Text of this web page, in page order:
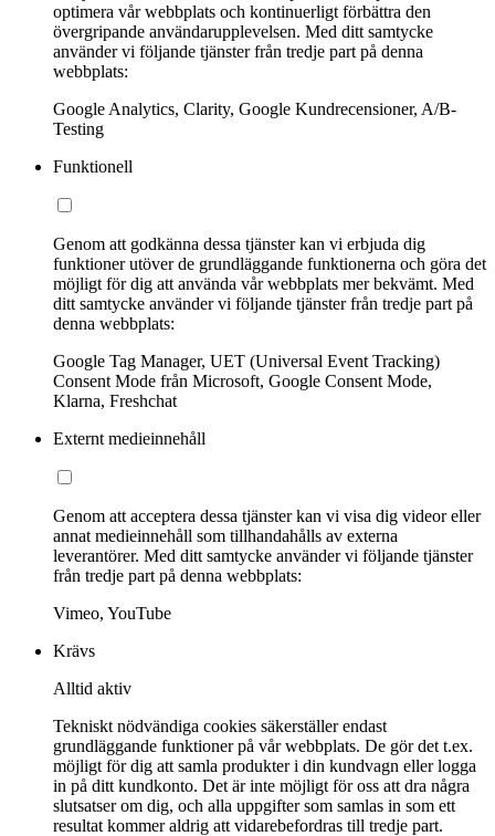
optimera vår webbplats och kontinuerligt förbättra den
övergripande användarupplevelsen. Med ditt samtycke
använder vi följande tjänster från tredje part på denna
webbplats:
Google Analytics, Clarity, Google Kundrecensioner, A/B-
Testing
Funktionell
Genom att godkänna dessa tjänster kan vi erbjuda dig
funktioner utöver de grundläggande funktionerna och göra det
möjligt för dig att använda vår webbplats mer bekvämt. Med
ditt samtycke använder vi följande tjänster från tredje part på
denna webbplats:
Google Tag Manager, UET (Universal Event Tracking)
Consent Mode från Microsoft, Google Consent Mode,
Klarna, Freshchat
Externt medieinnehåll
Genom att acceptera dessa tjänster kan vi visa dig videor eller
annat medieinnehåll som tillhandahålls av externa
leverantörer. Med ditt samtycke använder vi följande tjänster
från tredje part på denna webbplats:
Vimeo, YouTube
Krävs
Alltid aktiv
Tekniskt nödvändiga cookies säkerställer endast
grundläggande funktioner på vår webbplats. De gör det t.ex.
möjligt för dig att samla produkter i din kundvagn eller logga
in på ditt kundkonto. Det är inte möjligt för oss att dra några
slutsatser om dig, och alla uppgifter som samlas in som ett
resultat kommer aldrig att vidarebefordras till tredje part.